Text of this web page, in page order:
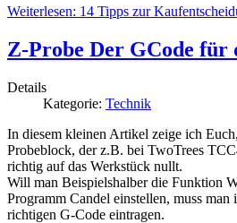
Weiterlesen: 14 Tipps zur
Z-Probe Der GCode für
Details
Kategorie: Technik
In diesem kleinen Artikel zeige ich
Probeblock, der z.B. bei TwoTrees
richtig auf das Werkstück nullt.
Will man Beispielshalber die Funktion
Programm Candel einstellen, muss man
richtigen G-Code eintragen.